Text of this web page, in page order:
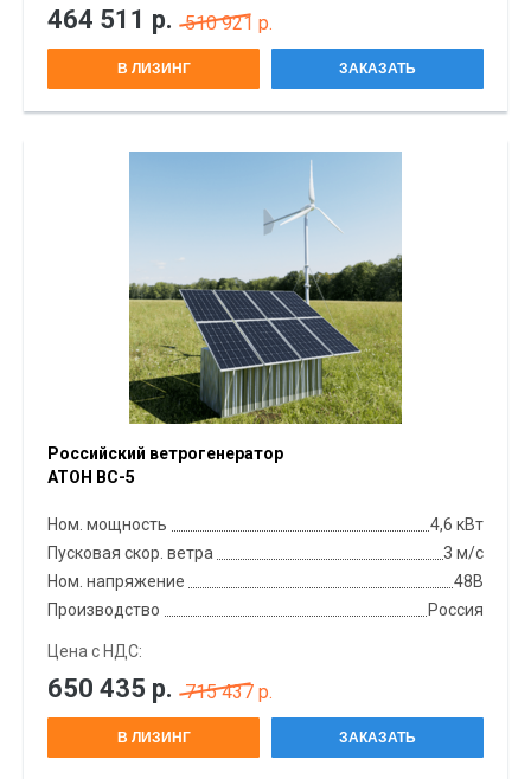
464 511 р. 510 921 р.
В ЛИЗИНГ ЗАКАЗАТЬ
Российский ветрогенератор
АТОН ВС-5
Ном. мощность
4,6 кВт
Пусковая скор. ветра
3 м/с
Ном. напряжение
48В
Производство
Россия
Цена с НДС:
650 435 р. 715 437 р.
В ЛИЗИНГ ЗАКАЗАТЬ